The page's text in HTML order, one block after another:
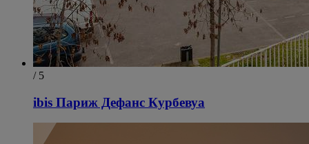
/ 5
ibis Париж Дефанс Курбевуа